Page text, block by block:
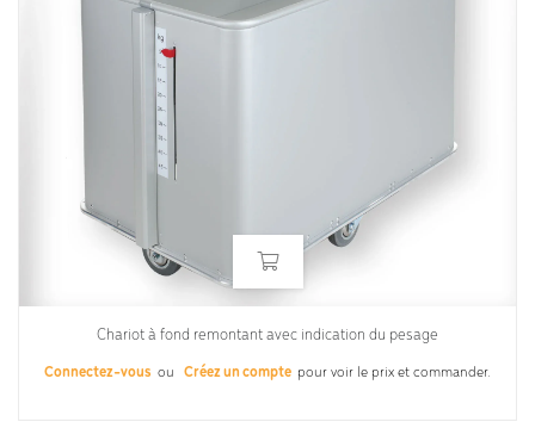
Chariot à fond remontant avec indication du pesage
Connectez-vous ou Créez un compte pour voir le prix et commander.